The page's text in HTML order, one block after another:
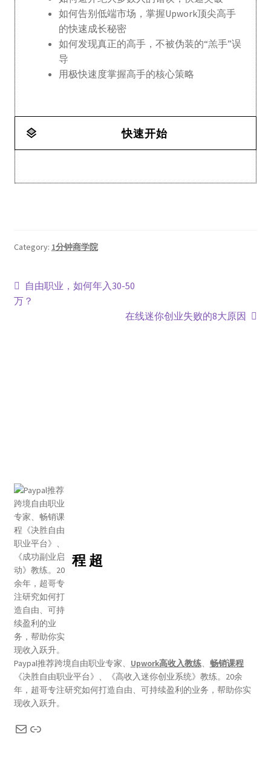
如何告别低端市场，掌握Upwork顶尖高手
的快速成长秘密
如何发现真正的高手，不被伪装的“羔手”误
导
用极快速度掌握高手的核心策略
快速开始
Category: 1分钟商学院
自由职业，如何年入30-50
万？
在线迷你创业失败的8大原因
程 超
Paypal推荐跨境自由职业专家、 Upwork高收入教练、 畅销课程
《决胜自由职业平台》、《高收入迷你创业系统》教练。20余
年，超哥专注研究如何打造自由、可持续盈利的业务，帮助你实
现收入跃升。